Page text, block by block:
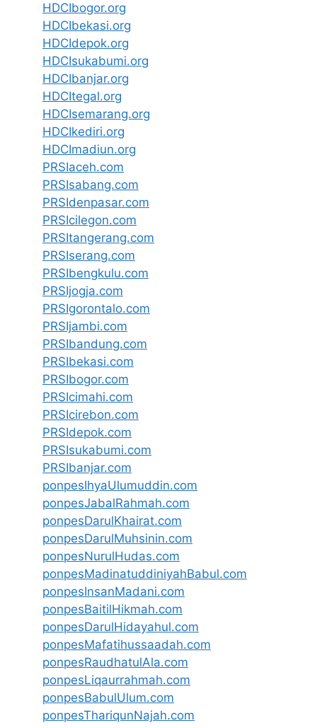
HDCIbogor.org
HDCIbekasi.org
HDCIdepok.org
HDCIsukabumi.org
HDCIbanjar.org
HDCItegal.org
HDCIsemarang.org
HDCIkediri.org
HDCImadiun.org
PRSIaceh.com
PRSIsabang.com
PRSIdenpasar.com
PRSIcilegon.com
PRSItangerang.com
PRSIserang.com
PRSIbengkulu.com
PRSIjogja.com
PRSIgorontalo.com
PRSIjambi.com
PRSIbandung.com
PRSIbekasi.com
PRSIbogor.com
PRSIcimahi.com
PRSIcirebon.com
PRSIdepok.com
PRSIsukabumi.com
PRSIbanjar.com
ponpesIhyaUlumuddin.com
ponpesJabalRahmah.com
ponpesDarulKhairat.com
ponpesDarulMuhsinin.com
ponpesNurulHudas.com
ponpesMadinatuddiniyahBabul.com
ponpesInsanMadani.com
ponpesBaitilHikmah.com
ponpesDarulHidayahul.com
ponpesMafatihussaadah.com
ponpesRaudhatulAla.com
ponpesLiqaurrahmah.com
ponpesBabulUlum.com
ponpesThariqunNajah.com